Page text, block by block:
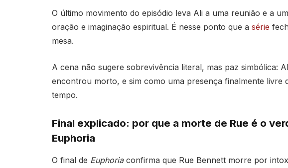
O último movimento do episódio leva Ali a uma reunião e a
oração e imaginação espiritual. É nesse ponto que a série
mesa.
A cena não sugere sobrevivência literal, mas paz simbólica:
encontrou morto, e sim como uma presença finalmente livre
tempo.
Final explicado: por que a morte de Rue é o
Euphoria
O final de Euphoriaconfirma que Rue Bennett morre por